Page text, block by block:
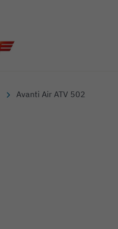
Avanti Air ATV 502